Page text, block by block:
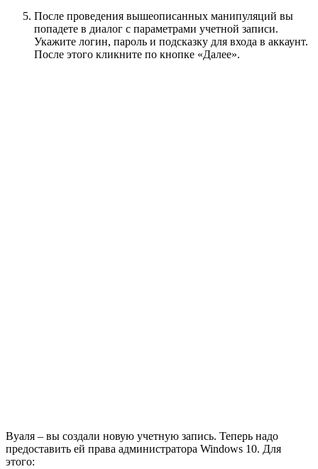
После проведения вышеописанных манипуляций вы
попадете в диалог с параметрами учетной записи.
Укажите логин, пароль и подсказку для входа в аккаунт.
После этого кликните по кнопке «Далее».
Вуаля – вы создали новую учетную запись. Теперь надо
предоставить ей права администратора Windows 10. Для
этого: